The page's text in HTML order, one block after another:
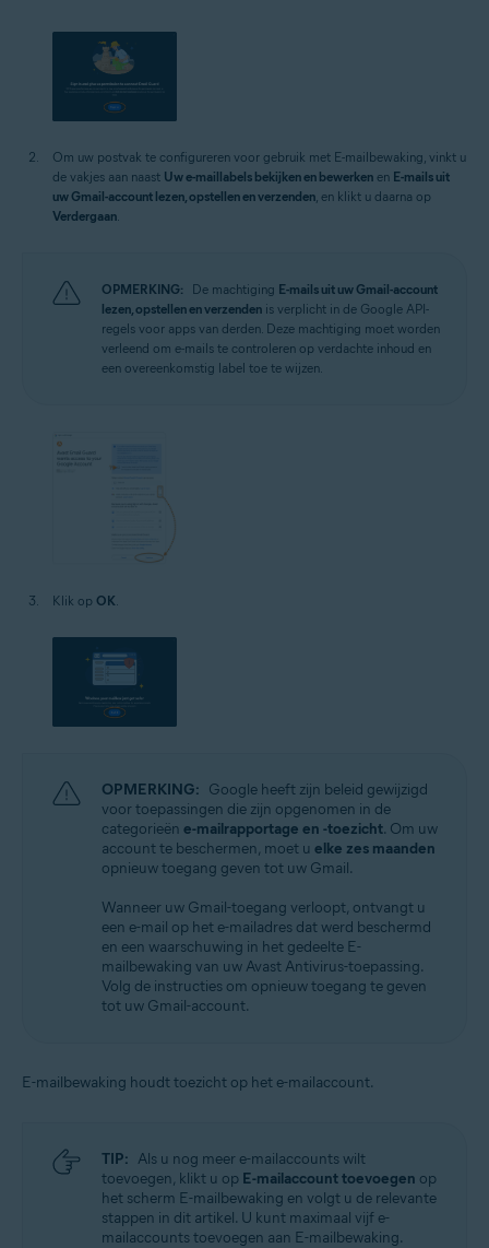
Om uw postvak te configureren voor gebruik met E-mailbewaking, vinkt u
de vakjes aan naast Uw e-maillabels bekijken en bewerken en E-mails uit
uw Gmail-account lezen, opstellen en verzenden , en klikt u daarna op
Verdergaan
OPMERKING: De machtiging E-mails uit uw Gmail-account
lezen, opstellen en verzenden is verplicht in de Google API-
regels voor apps van derden. Deze machtiging moet worden
verleend om e-mails te controleren op verdachte inhoud en
een overeenkomstig label toe te wijzen.
Klik op OK.
OPMERKING: Google heeft zijn beleid gewijzigd
voor toepassingen die zijn opgenomen in de
categorieën e-mailrapportage en -toezicht. Om uw
account te beschermen, moet u elke zes maanden
opnieuw toegang geven tot uw Gmail.
Wanneer uw Gmail-toegang verloopt, ontvangt u
een e-mail op het e-mailadres dat werd beschermd
en een waarschuwing in het gedeelte E-
mailbewaking van uw Avast Antivirus-toepassing.
Volg de instructies om opnieuw toegang te geven
tot uw Gmail-account.
E-mailbewaking houdt toezicht op het e-mailaccount.
TIP: Als u nog meer e-mailaccounts wilt
toevoegen, klikt u op E-mailaccount toevoegen op
het scherm E-mailbewaking en volgt u de relevante
stappen in dit artikel. U kunt maximaal vijf e-
mailaccounts toevoegen aan E-mailbewaking.